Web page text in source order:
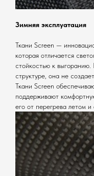
Зимняя эксплуатация
Ткани Screen —
которая отличается
стойкостью к выгоранию.
структуре, она не
Ткани Screen
поддерживают
его от перегрева летом и